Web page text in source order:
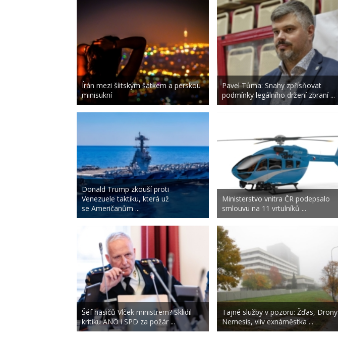
Írán mezi šíitským šátkem a perskou
minisukní
Donald Trump zkouší proti
Venezuele taktiku, která už
se Američanům ...
Šéf hasičů Vlček ministrem? Sklidil
kritiku ANO i SPD za požár ...
Pavel Tůma: Snahy zpřísňovat
podmínky legálního držení zbraní ...
Ministerstvo vnitra ČR podepsalo
smlouvu na 11 vrtulníků ...
Tajné služby v pozoru: Žďas, Drony
Nemesis, vliv exnáměstka ...